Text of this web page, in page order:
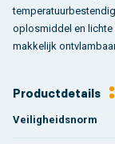
oplosmiddel en lichte
makkelijk
Productdetails
Veiligheidsnorm